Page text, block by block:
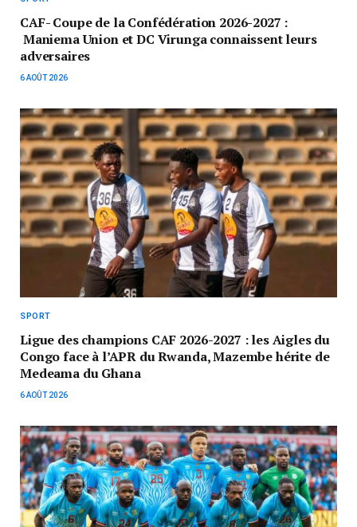
CAF- Coupe de la Confédération 2026-2027 :
Maniema Union et DC Virunga connaissent leurs
adversaires
6 AOÛT 2026
SPORT
Ligue des champions CAF 2026-2027 : les Aigles du
Congo face à l’APR du Rwanda, Mazembe hérite de
Medeama du Ghana
6 AOÛT 2026